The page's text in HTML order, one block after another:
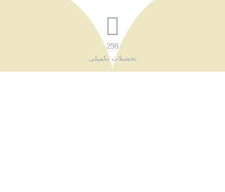
تحصیلات تکمیلی
298